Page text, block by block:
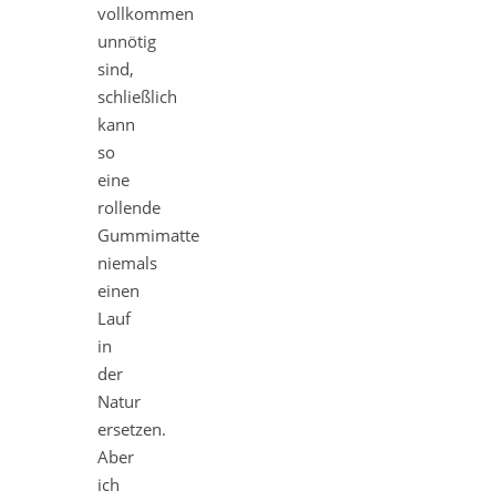
vollkommen
unnötig
sind,
schließlich
kann
so
eine
rollende
Gummimatte
niemals
einen
Lauf
in
der
Natur
ersetzen.
Aber
ich